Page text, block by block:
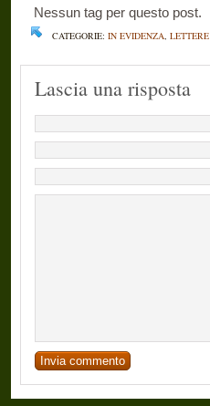
Nessun tag per questo post.
CATEGORIE: IN EVIDENZA, LETTERE
Lascia una risposta